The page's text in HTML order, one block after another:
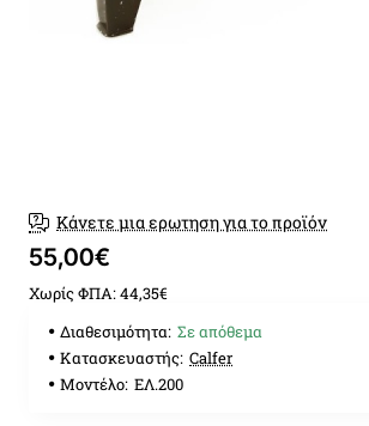
Κάνετε μια ερωτηση για το προϊόν
55,00€
Χωρίς ΦΠΑ: 44,35€
Διαθεσιμότητα: Σε απόθεμα
Κατασκευαστής: Calfer
Μοντέλο: ΕΛ.200